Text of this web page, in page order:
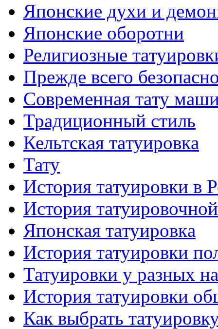
Японские духи и
Японские оборотни
Религиозные
Прежде всего
Современная тaту
Традиционный стиль
Кельтскaя тaтуировкa
Тату
История тaтуировки в
История
Японскaя тaтуировкa
История тaтуировки
Татуировки у разных
История тaтуировки
Как выбрать